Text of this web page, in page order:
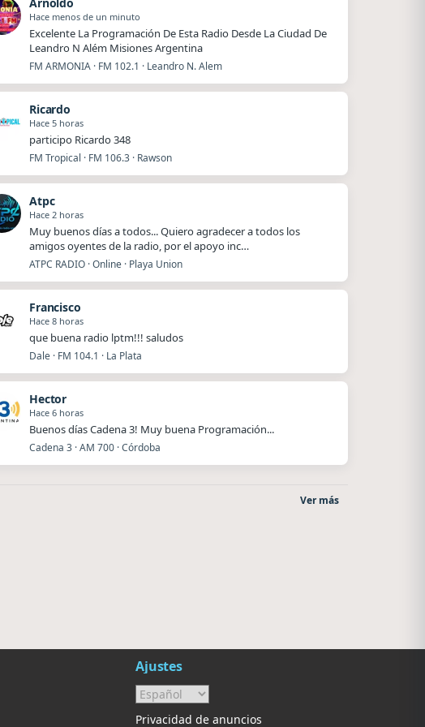
Hace menos de un minuto
Excelente La Programación De Esta Radio Desde La Ciudad De
Leandro N Além Misiones Argentina
FM ARMONIA · FM 102.1 · Leandro N. Alem
Ricardo
Hace 5 horas
participo Ricardo 348
FM Tropical · FM 106.3 · Rawson
Atpc
Hace 2 horas
Muy buenos días a todos... Quiero agradecer a todos los
amigos oyentes de la radio, por el apoyo inc…
ATPC RADIO · Online · Playa Union
Francisco
Hace 8 horas
que buena radio lptm!!! saludos
Dale · FM 104.1 · La Plata
Hector
Hace 6 horas
Buenos días Cadena 3! Muy buena Programación...
Cadena 3 · AM 700 · Córdoba
Ver más
Ajustes
Privacidad de anuncios